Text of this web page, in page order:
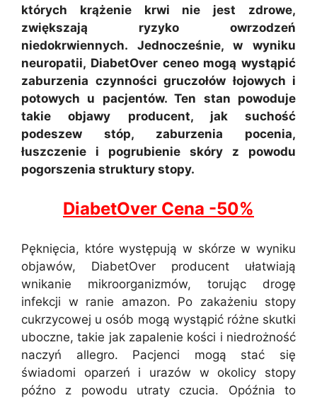
których krążenie krwi nie jest zdrowe,
zwiększają ryzyko owrzodzeń
niedokrwiennych. Jednocześnie, w wyniku
neuropatii, DiabetOver ceneo mogą wystąpić
zaburzenia czynności gruczołów łojowych i
potowych u pacjentów. Ten stan powoduje
takie objawy producent, jak suchość
podeszew stóp, zaburzenia pocenia,
łuszczenie i pogrubienie skóry z powodu
pogorszenia struktury stopy.
DiabetOver Cena -50%
Pęknięcia, które występują w skórze w wyniku
objawów, DiabetOver producent ułatwiają
wnikanie mikroorganizmów, torując drogę
infekcji w ranie amazon. Po zakażeniu stopy
cukrzycowej u osób mogą wystąpić różne skutki
uboczne, takie jak zapalenie kości i niedrożność
naczyń allegro. Pacjenci mogą stać się
świadomi oparzeń i urazów w okolicy stopy
późno z powodu utraty czucia. Opóźnia to